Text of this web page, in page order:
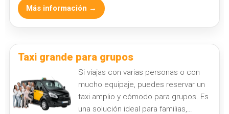
para reservar o solicitar taxi de forma
sencilla.
Más información →
Taxi grande para grupos
Si viajas con varias personas o con
mucho equipaje, puedes reservar un
taxi amplio y cómodo para grupos. Es
una solución ideal para familias,